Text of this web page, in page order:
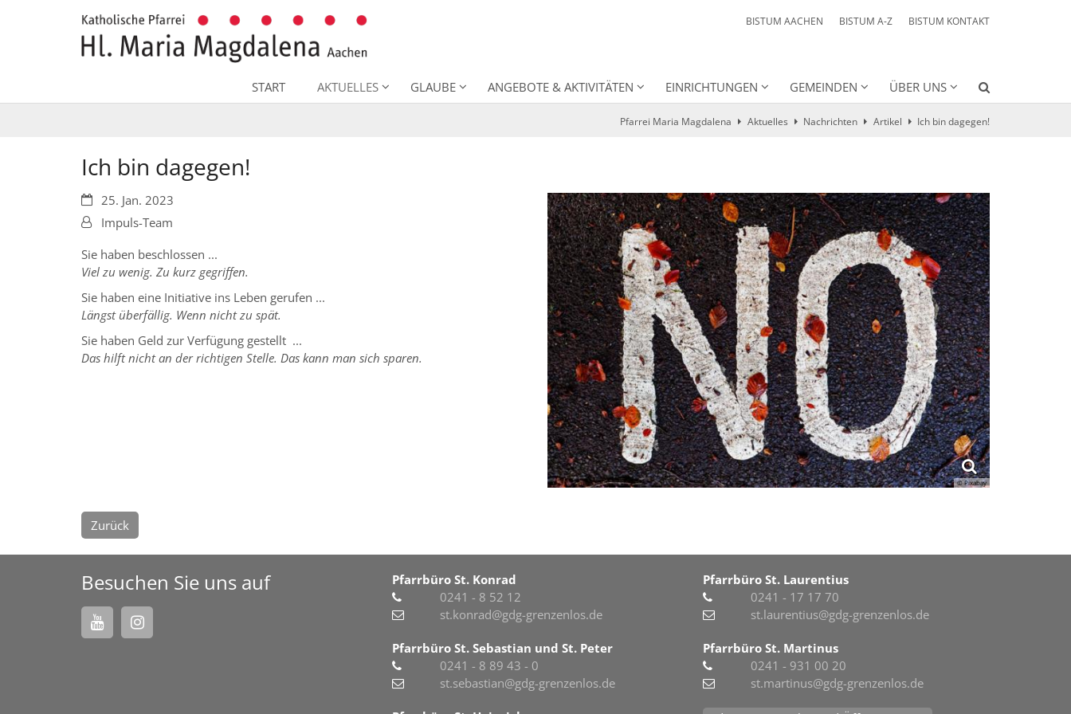
BISTUM AACHEN BISTUM A-Z BISTUM KONTAKT
START AKTUELLES GLAUBE ANGEBOTE & AKTIVITÄTEN EINRICHTUNGEN GEMEINDEN ÜBER UNS
Pfarrei Maria Magdalena Aktuelles Nachrichten Artikel Ich bin dagegen!
Ich bin dagegen!
© Pixabay
Datum:25. Jan. 2023
Von:Impuls-Team
Sie haben beschlossen ...
Viel zu wenig. Zu kurz gegriffen.
Sie haben eine Initiative ins Leben gerufen ...
Längst überfällig. Wenn nicht zu spät.
Sie haben Geld zur Verfügung gestellt ...
Das hilft nicht an der richtigen Stelle. Das kann man sich sparen.
Zurück
Besuchen Sie uns auf
Pfarrbüro St. Konrad
0241 - 8 52 12
st.konrad@gdg-grenzenlos.de
Pfarrbüro St. Sebastian und St. Peter
0241 - 8 89 43 - 0
st.sebastian@gdg-grenzenlos.de
Pfarrbüro St. Laurentius
0241 - 17 17 70
st.laurentius@gdg-grenzenlos.de
Pfarrbüro St. Martinus
0241 - 931 00 20
st.martinus@gdg-grenzenlos.de